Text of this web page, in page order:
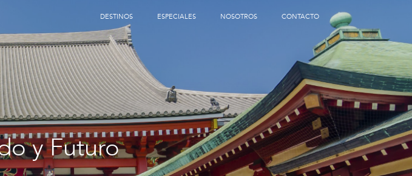
DESTINOS ESPECIALES NOSOTROS CONTACTO
y Futuro